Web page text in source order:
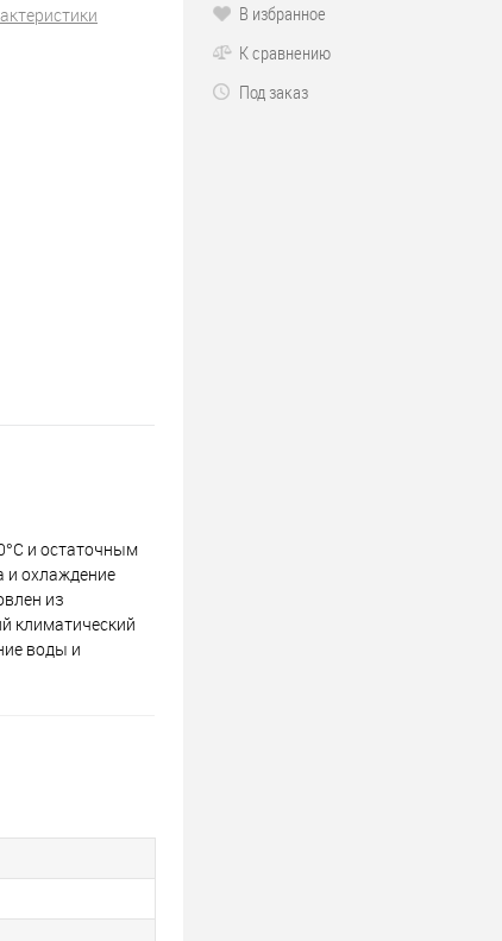
и остаточным
и охлаждение
из
климатический
воды и
В избранное
К сравнению
Под заказ